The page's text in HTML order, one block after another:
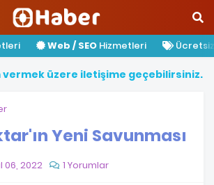
Web / SEO Hizmetleri
vermek üzere iletişime geçebilirsiniz.
Yeni Savunması
06, 2022 1 Yorumlar